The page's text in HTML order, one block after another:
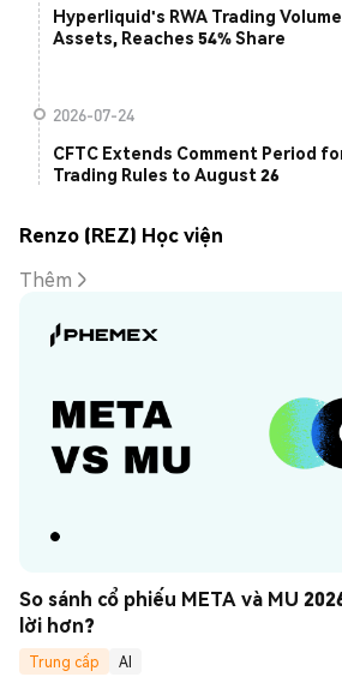
Hyperliquid's RWA Trading
Assets, Reaches 54% Share
2026-07-24
CFTC Extends Comment Period
Trading Rules to August 26
Renzo (REZ) Học viện
Thêm
So sánh cổ phiếu META và MU
lời hơn?
Trung cấp
AI